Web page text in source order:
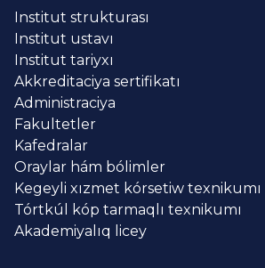
Institut strukturası
Institut ustavı
Institut tariyxı
Akkreditaciya sertifikatı
Administraciya
Fakultetler
Kafedralar
Oraylar hám bólimler
Kegeyli xızmet kórsetiw texnikumı
Tórtkúl kóp tarmaqlı texnikumı
Akademiyalıq licey